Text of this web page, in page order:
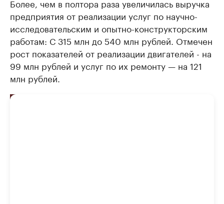
Более, чем в полтора раза увеличилась выручка
предприятия от реализации услуг по научно-
исследовательским и опытно-конструкторским
работам: С 315 млн до 540 млн рублей. Отмечен
рост показателей от реализации двигателей - на
99 млн рублей и услуг по их ремонту — на 121
млн рублей.